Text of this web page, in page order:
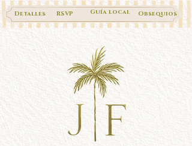
Guía local
Detalles RSVP Obsequios